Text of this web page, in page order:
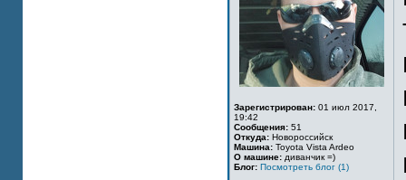
Зарегистрирован: 01 июл 2017,
19:42
Сообщения: 51
Откуда: Новороссийск
Машина: Toyota Vista Ardeo
О машине: диванчик =)
Блог: Посмотреть блог (1)